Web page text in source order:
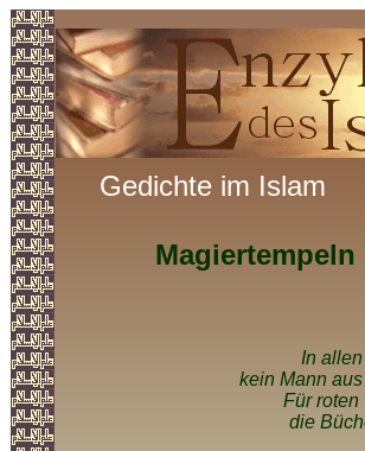
Gedichte im Islam
Magiertempeln
In
kein Mann
Für roten
die